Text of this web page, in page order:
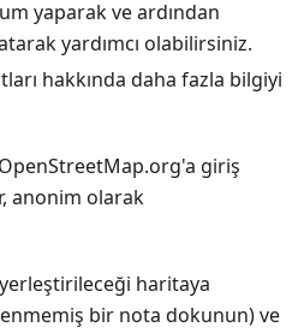
yaparak ve ardından
yardımcı olabilirsiniz.
hakkında daha fazla bilgiyi
giriş
anonim olarak
haritaya
bir nota dokunun) ve